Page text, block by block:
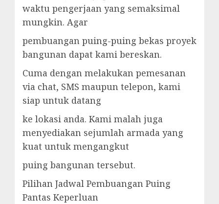
waktu pengerjaan yang semaksimal
mungkin. Agar
pembuangan puing-puing bekas proyek
bangunan dapat kami bereskan.
Cuma dengan melakukan pemesanan
via chat, SMS maupun telepon, kami
siap untuk datang
ke lokasi anda. Kami malah juga
menyediakan sejumlah armada yang
kuat untuk mengangkut
puing bangunan tersebut.
Pilihan Jadwal Pembuangan Puing
Pantas Keperluan